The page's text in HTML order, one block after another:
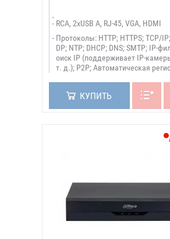
RCA, 2xUSB A, RJ-45, VGA, HDMI
Протоколы: HTTP; HTTPS; TCP/
DP; NTP; DHCP; DNS; SMTP; IP-
оиск IP (поддерживает IP-
т. д.); P2P; Автоматическая
КУПИТЬ